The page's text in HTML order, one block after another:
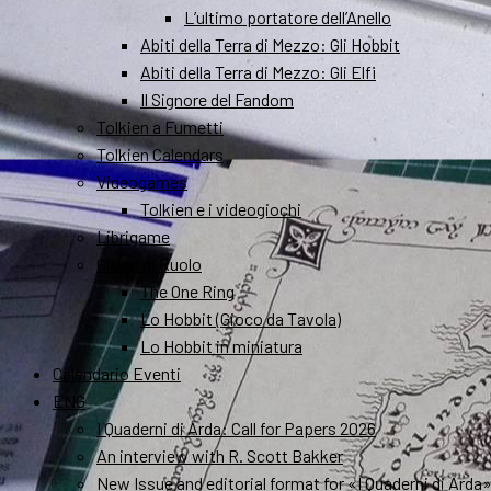
L’ultimo portatore dell’Anello
Abiti della Terra di Mezzo: Gli Hobbit
Abiti della Terra di Mezzo: Gli Elfi
Il Signore del Fandom
Tolkien a Fumetti
Tolkien Calendars
Videogames
Tolkien e i videogiochi
Librigame
Gioco di Ruolo
The One Ring
Lo Hobbit (Gioco da Tavola)
Lo Hobbit in miniatura
Calendario Eventi
ENG
I Quaderni di Arda: Call for Papers 2026
An interview with R. Scott Bakker
New Issue and editorial format for «I Quaderni di Arda»